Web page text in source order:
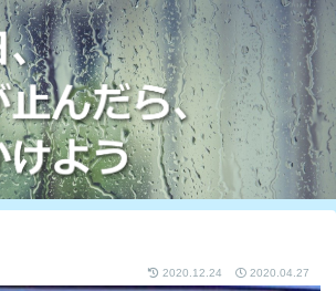
2020.12.24 2020.04.27